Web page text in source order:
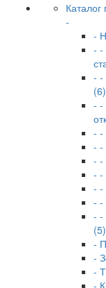
-
-
- -
- -
(6)
- -
- -
- -
- -
- -
- -
- -
- -
(5)
-
-
-